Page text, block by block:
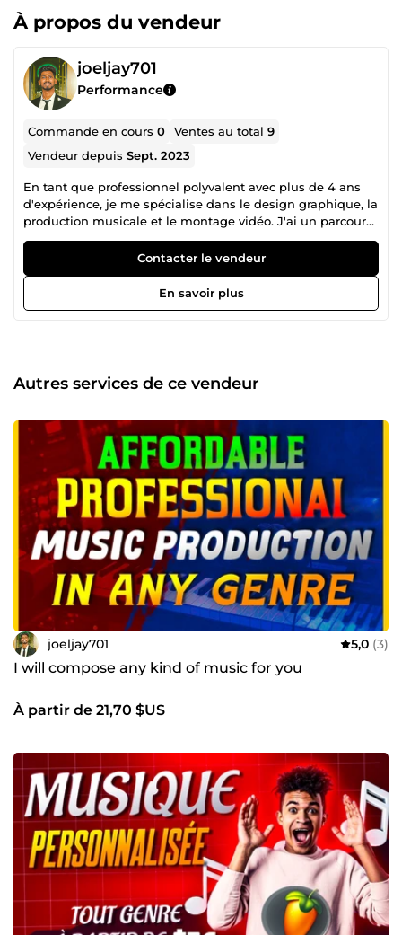
À propos du vendeur
joeljay701
Performance
Commande en cours0 Ventes au total9
Vendeur depuisSept. 2023
En tant que professionnel polyvalent avec plus de 4 ans
d'expérience, je me spécialise dans le design graphique, la
production musicale et le montage vidéo. J'ai un parcours
éprouvé dans la création de designs visuels percutants, la
production de musique de haute qualité dans divers
genres et le montage de vidéos engageantes pour une
large gamme de projets. Mon expertise me permet de
combiner créativité et compétences techniques pour offrir
passion et ma précision au service de chaque projet.🥰
Contacter le vendeur
En savoir plus
Autres services de ce vendeur
joeljay701 5,0 (3)
I will compose any kind of music for you
À partir de 21,70 $US